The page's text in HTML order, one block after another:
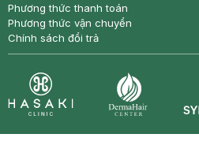
Phương thức thanh toán
Phương thức vận chuyển
Chính sách đổi trả